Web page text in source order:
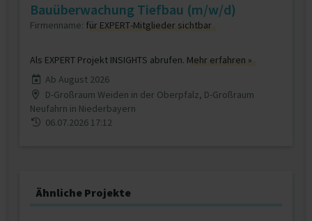
Bauüberwachung Tiefbau (m/w/d)
Firmenname: für EXPERT-Mitglieder sichtbar
Als EXPERT Projekt INSIGHTS abrufen. Mehr erfahren »
Ab August 2026
D-Großraum Weiden in der Oberpfalz, D-Großraum
Neufahrn in Niederbayern
06.07.2026 17:12
Ähnliche Projekte